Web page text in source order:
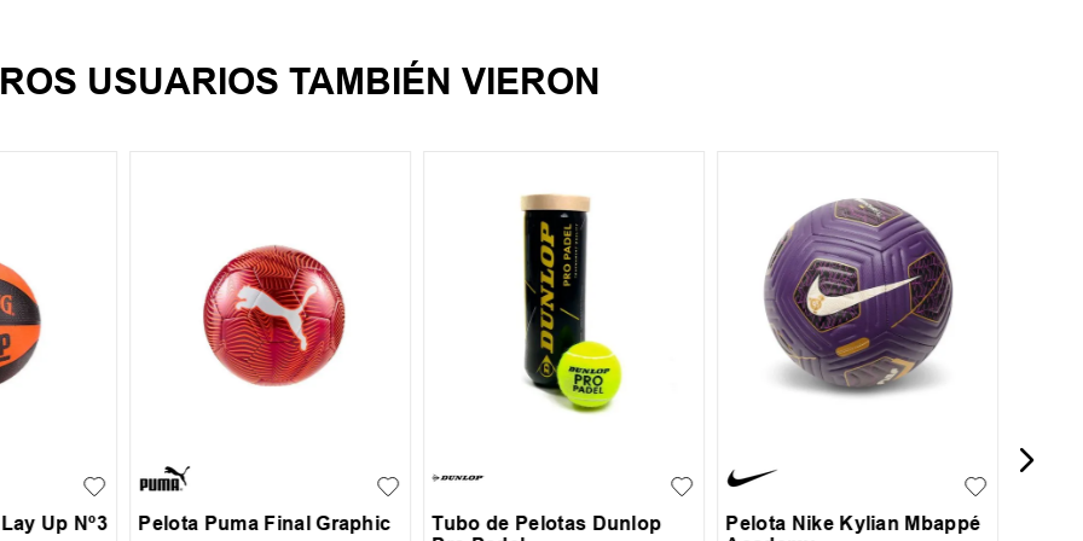
USUARIOS TAMBIÉN VIERON
Up Nº3 Pelota Puma Final Graphic
Tubo de Pelotas Dunlop
Pelota Nike Kylian Mbappé